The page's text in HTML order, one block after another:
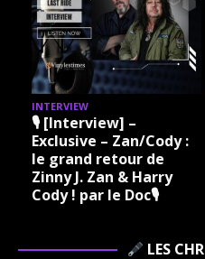
INTERVIEW
🎙 [Interview] –
Exclusive – Zan/Cody :
le grand retour de
Zinny J. Zan & Harry
Cody ! par le Doc🎙
LES